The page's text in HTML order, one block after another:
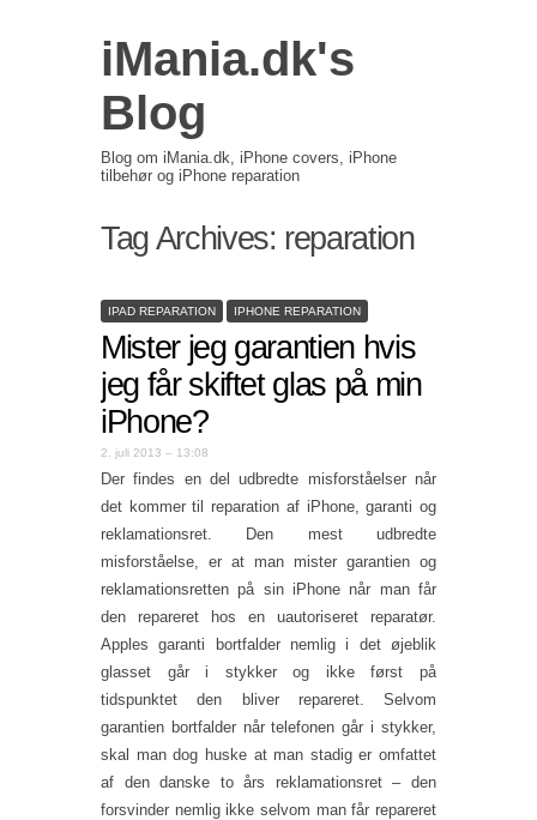
iMania.dk's
Blog
Blog om iMania.dk, iPhone covers, iPhone
tilbehør og iPhone reparation
Tag Archives: reparation
IPAD REPARATION IPHONE REPARATION
Mister jeg garantien hvis
jeg får skiftet glas på min
iPhone?
2. juli 2013 – 13:08
Der findes en del udbredte misforståelser når
det kommer til reparation af iPhone, garanti og
reklamationsret. Den mest udbredte
misforståelse, er at man mister garantien og
reklamationsretten på sin iPhone når man får
den repareret hos en uautoriseret reparatør.
Apples garanti bortfalder nemlig i det øjeblik
glasset går i stykker og ikke først på
tidspunktet den bliver repareret. Selvom
garantien bortfalder når telefonen går i stykker,
skal man dog huske at man stadig er omfattet
af den danske to års reklamationsret – den
forsvinder nemlig ikke selvom man får repareret